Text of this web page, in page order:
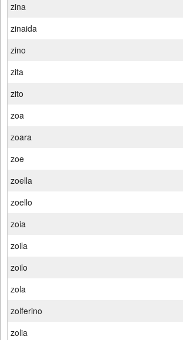
zina
zinaida
zino
zita
zito
zoa
zoara
zoe
zoella
zoello
zoia
zoila
zoilo
zola
zolferino
zolia